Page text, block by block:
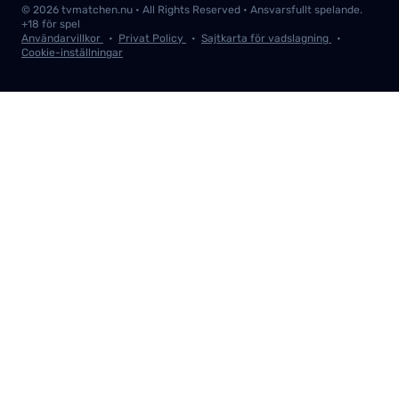
Alla ligor
Alla lag
© 2026 tvmatchen.nu • All Rights Reserved • Ansvarsfullt spelande.
+18 för spel
Användarvillkor
• Privat Policy • Sajtkarta för vadslagning
•
Cookie-inställningar